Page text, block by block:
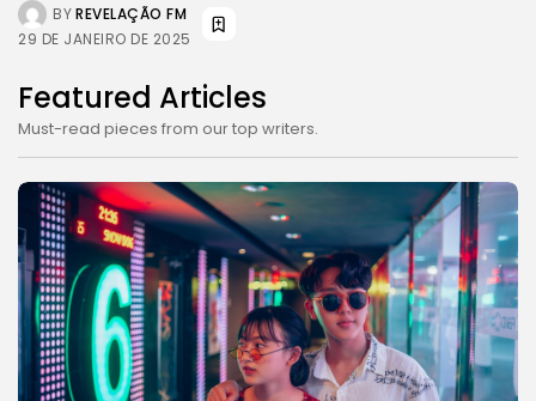
BYREVELAÇÃO FM
29 DE JANEIRO DE 2025
Featured Articles
Must-read pieces from our top writers.